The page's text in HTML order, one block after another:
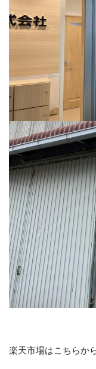
楽天市場はこちらか